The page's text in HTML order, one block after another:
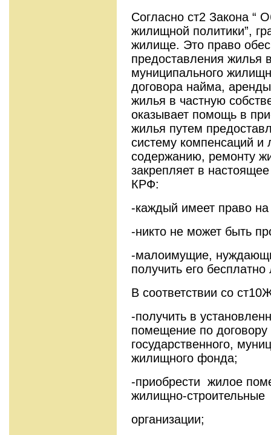
Согласно ст2 Закона “
жилищной политики”,
жилище. Это право
предоставления жилья
муниципального
договора найма,
жилья в частную
оказывает помощь в
жилья путем
систему компенсаций и
содержанию, ремонту
закрепляет в
КРФ:
-каждый имеет право
-никто не может быть
-малоимущие,
получить его
В соответствии со
-получить в
помещение по
государственного,
жилищного фонда;
-приобрести жилое
жилищно-строительные
организации;